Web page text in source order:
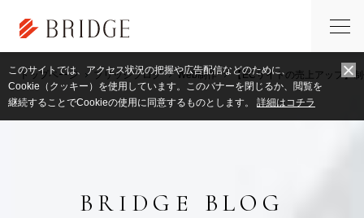
トップページ ブリッジブログ Web制作 【ECサイトの売上アップ】
このサイトでは、アクセス状況の把握や広告配信などのために、
Cookie（クッキー）を使用しています。このバナーを閉じるか、閲覧を
継続することでCookieの使用に同意するものとします。 詳細はコチラ
BRIDGE BLOG